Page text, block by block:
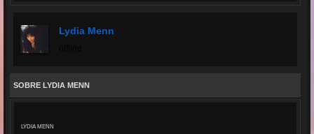
Lydia Menn
SOBRE LYDIA MENN
LYDIA MENN